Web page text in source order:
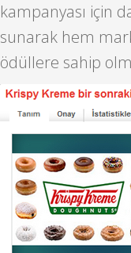
kampanyası için
sunarak hem
ödüllere sahip